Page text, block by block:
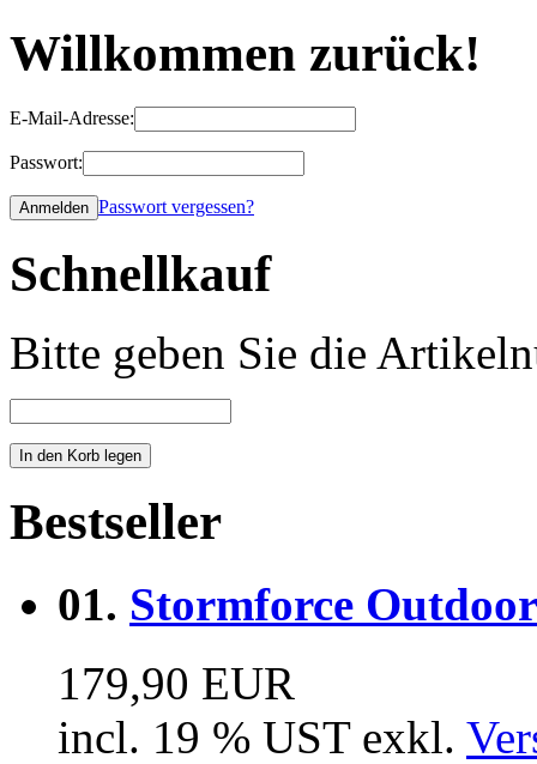
Willkommen zurück!
E-Mail-Adresse:
Passwort:
Passwort vergessen?
Schnellkauf
Bitte geben Sie die
Bestseller
01. Stormforce
179,90 EUR
incl. 19 % UST exkl.